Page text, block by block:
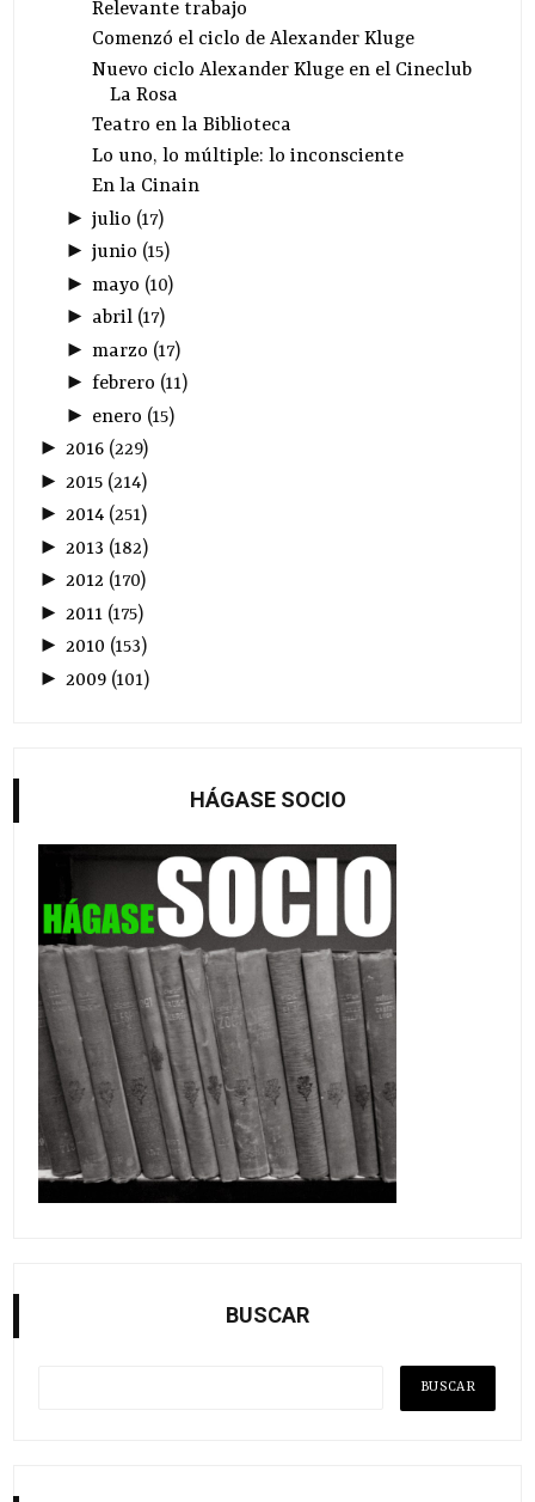
Relevante trabajo
Comenzó el ciclo de Alexander Kluge
Nuevo ciclo Alexander Kluge en el Cineclub
La Rosa
Teatro en la Biblioteca
Lo uno, lo múltiple: lo inconsciente
En la Cinain
► julio (17)
► junio (15)
► mayo (10)
► abril(17)
► marzo (17)
► febrero (11)
► enero (15)
►2016 (229)
► 2015 (214)
►2014 (251)
► 2013 (182)
►2012 (170)
► 2011 (175)
►2010 (153)
► 2009 (101)
HÁGASE SOCIO
BUSCAR